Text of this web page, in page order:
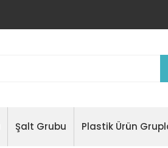
Şalt Grubu Plastik Ürün